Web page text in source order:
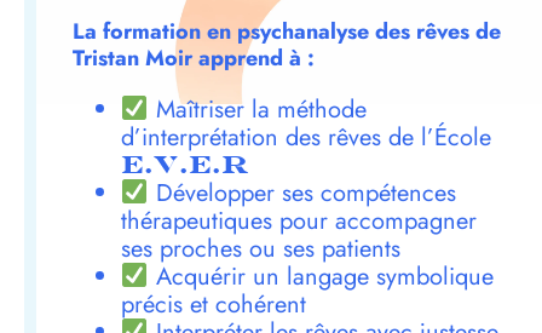
La formation en psychanalyse des rêves de
Tristan Moir apprend à :
Maîtriser la méthode
d’interprétation des rêves de l’École
E.V.E.R
Développer ses compétences
thérapeutiques pour accompagner
ses proches ou ses patients
Acquérir un langage symbolique
précis et cohérent